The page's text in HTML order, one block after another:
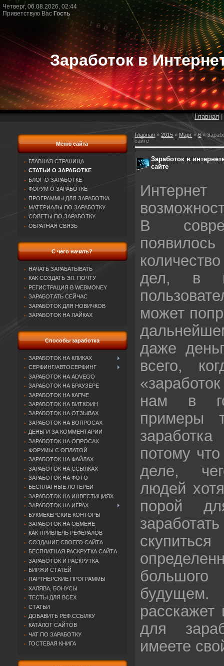
Четверг, 06.08.2026, 02:44
Приветствую Вас Гость
Заработок в
Главная
Меню сайта
ГЛАВНАЯ СТРАНИЦА
СТАТЬИ О ЗАРАБОТКЕ
БЛОГ О ЗАРАБОТКЕ
ФОРУМ О ЗАРАБОТКЕ
ПРОГРАММЫ ДЛЯ ЗАРАБОТКА
МАТЕРИАЛЫ ПО ЗАРАБОТКУ
СОВЕТЫ ПО ЗАРАБОТКУ
ОБРАТНАЯ СВЯЗЬ
С чего начать?
НАЧАТЬ ЗАРАБАТЫВАТЬ
КАК СОЗДАТЬ ЭЛ. ПОЧТУ
РЕГИСТРАЦИЯ В WEBMONEY
ЗАРАБОТАТЬ СЕЙЧАС
ЗАРАБОТОК ДЛЯ НОВИЧКОВ
ЗАРАБОТОК НА ЛАЙКАХ
Способы заработка
ЗАРАБОТОК НА КЛИКАХ
СЕРФИНГ/АВТОСЕРФИНГ
ЗАРАБОТОК НА ADVEGO
ЗАРАБОТОК НА БРАУЗЕРЕ
ЗАРАБОТОК НА КАПЧЕ
ЗАРАБОТОК НА БИТКОИН
ЗАРАБОТОК НА ОТЗЫВАХ
ЗАРАБОТОК НА ВОПРОСАХ
ДЕНЬГИ ЗА КОММЕНТАРИИ
ЗАРАБОТОК НА ОПРОСАХ
ФОРУМЫ С ОПЛАТОЙ
ЗАРАБОТОК НА ФАЙЛАХ
ЗАРАБОТОК НА ССЫЛКАХ
ЗАРАБОТОК НА ФОТО
БЕСПЛАТНЫЕ ЛОТЕРЕИ
ЗАРАБОТОК НА ИНВЕСТИЦИЯХ
ЗАРАБОТОК НА ИГРАХ
БУКМЕКЕРСКИЕ КОНТОРЫ
ЗАРАБОТОК НА ОБМЕНЕ
КАК ПРИВЛЕЧЬ РЕФЕРАЛОВ
СОЗДАНИЕ СВОЕГО САЙТА
БЕСПЛАТНАЯ РАСКРУТКА САЙТА
ЗАРАБОТОК И РАСКРУТКА
БИРЖИ СТАТЕЙ
ПАРТНЕРСКИЕ ПРОГРАММЫ
ХАЛЯВА, БОНУСЫ
ТЕСТЫ ДЛЯ ВСЕХ
СТАТЬИ
ДОБАВИТЬ РЕФ.ССЫЛКУ
КАТАЛОГ САЙТОВ
ЧАТ ПО ЗАРАБОТКУ
ГОСТЕВАЯ КНИГА
Главная »2015 » Март » 6»
сайте
Заработок в
сайте
В
дел, в
может
даже
всего,
нам в
примеры
потому
деле,
людей
порой
будущем.
расскажет
для
имеете